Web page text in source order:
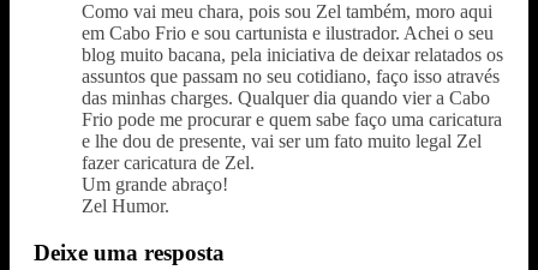
Como vai meu chara, pois sou Zel também, moro aqui
em Cabo Frio e sou cartunista e ilustrador. Achei o seu
blog muito bacana, pela iniciativa de deixar relatados os
assuntos que passam no seu cotidiano, faço isso através
das minhas charges. Qualquer dia quando vier a Cabo
Frio pode me procurar e quem sabe faço uma caricatura
e lhe dou de presente, vai ser um fato muito legal Zel
fazer caricatura de Zel.
Um grande abraço!
Zel Humor.
Deixe uma resposta